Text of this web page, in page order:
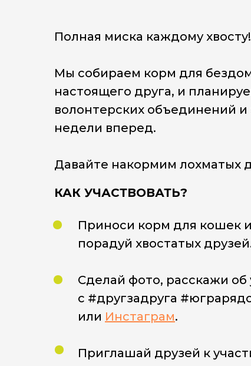
Полная миска каждому хвосту!
Мы собираем корм для
настоящего друга, и
волонтерских объединений
недели вперед.
Давайте накормим лохматых
Приноси корм для кошек и
порадуй хвостатых
Сделай фото, расскажи об
c #другзадруга
или Инстаграм.
Приглашай друзей к
КАК УЧАСТВОВАТЬ?